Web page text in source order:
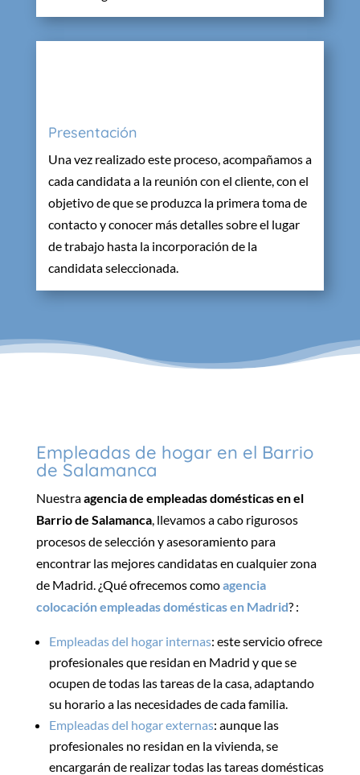
Presentación
Una vez realizado este proceso, acompañamos a
cada candidata a la reunión con el cliente, con el
objetivo de que se produzca la primera toma de
contacto y conocer más detalles sobre el lugar
de trabajo hasta la incorporación de la
candidata seleccionada.
Empleadas de hogar en el Barrio
de Salamanca
Nuestraagencia de empleadas domésticas en el
Barrio de Salamanca, llevamos a cabo rigurosos
procesos de selección y asesoramiento para
encontrar las mejores candidatasen cualquier zona
de Madrid. ¿Qué ofrecemos comoagencia
colocación empleadas domésticas en Madrid? :
Empleadas del hogar internas: este servicio ofrece
profesionales que residan en Madrid y que se
ocupen de todas las tareas de la casa, adaptando
su horario a las necesidades de cada familia.
Empleadas del hogar externas: aunque las
profesionales no residan en la vivienda, se
encargarán de realizar todas las tareas domésticas